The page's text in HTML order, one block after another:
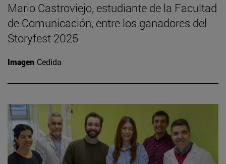
Mario Castroviejo, estudiante de la Facultad
de Comunicación, entre los ganadores del
Storyfest 2025
Imagen Cedida